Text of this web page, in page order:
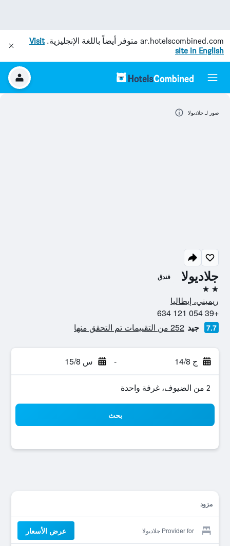
ar.hotelscombined.com متوفر أيضاً باللغة الإنجليزية.Visit
site in English
جلاديولا فندق
2 نجمتين
ريميني، إيطاليا
+39 054 121 634
7.7 جيد 252 من التقييمات تم التحقق منها
ج 14/8 - س 15/8
2 من الضيوف، غرفة واحدة
بحث
مزود
Provider for جلاديولا عرض الأسعار
صور لـ جلاديولا